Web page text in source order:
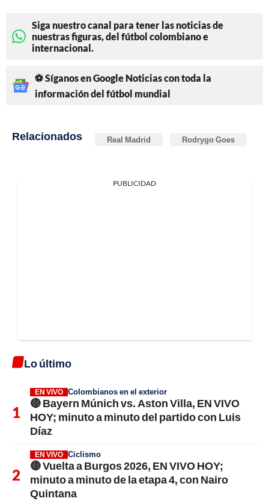
Siga nuestro canal para tener las noticias de
nuestras figuras, del fútbol colombiano e
internacional.
⚽ Síganos en Google Noticias con toda la
información del fútbol mundial
Relacionados Real Madrid Rodrygo Goes
PUBLICIDAD
Lo último
EN VIVO Colombianos en el exterior
🔴 Bayern Múnich vs. Aston Villa, EN VIVO
HOY; minuto a minuto del partido con Luis
Díaz
EN VIVO Ciclismo
🔴 Vuelta a Burgos 2026, EN VIVO HOY;
minuto a minuto de la etapa 4, con Nairo
Quintana